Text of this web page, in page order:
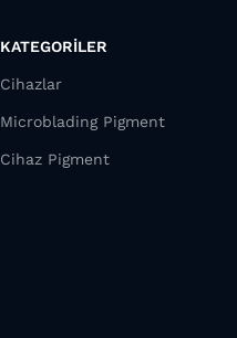
KATEGORİLER
Cihazlar
Microblading Pigment
Cihaz Pigment